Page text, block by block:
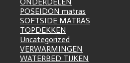
POSEIDON matras
SOFTSIDE MATRAS
TOPDEKKEN
Uncategorized
VERWARMINGEN
WATERBED TIJKEN